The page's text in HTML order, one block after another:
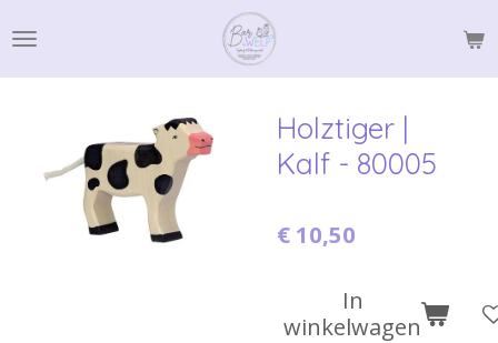
direct
naar
Holztiger |
Kalf - 80005
€ 10,50
In
winkelwagen